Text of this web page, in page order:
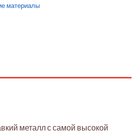
материалы
металл с самой высокой